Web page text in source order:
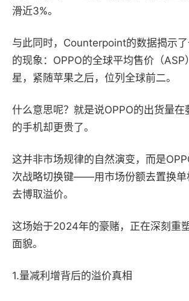
滑近3%。
与此同时，Counterpoint的数据揭示
的现象：OPPO的全球平均售价（ASP
星，紧随苹果之后，位列全球前二。
什么意思呢？就是说OPPO的出货量在
的手机却更贵了。
这并非市场规律的自然演变，而是
次战略切换键——用市场份额去置换单
去博取溢价。
这场始于2024年的豪赌，正在深刻重
面貌。
1.量减利增背后的溢价真相